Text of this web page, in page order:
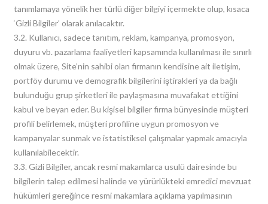
tanımlamaya yönelik her türlü diğer bilgiyi içermekte olup, kısaca
‘Gizli Bilgiler’ olarak anılacaktır.
3.2. Kullanıcı, sadece tanıtım, reklam, kampanya, promosyon,
duyuru vb. pazarlama faaliyetleri kapsamında kullanılması ile sınırlı
olmak üzere, Site’nin sahibi olan firmanın kendisine ait iletişim,
portföy durumu ve demografik bilgilerini iştirakleri ya da bağlı
bulunduğu grup şirketleri ile paylaşmasına muvafakat ettiğini
kabul ve beyan eder. Bu kişisel bilgiler firma bünyesinde müşteri
profili belirlemek, müşteri profiline uygun promosyon ve
kampanyalar sunmak ve istatistiksel çalışmalar yapmak amacıyla
kullanılabilecektir.
3.3. Gizli Bilgiler, ancak resmi makamlarca usulü dairesinde bu
bilgilerin talep edilmesi halinde ve yürürlükteki emredici mevzuat
hükümleri gereğince resmi makamlara açıklama yapılmasının